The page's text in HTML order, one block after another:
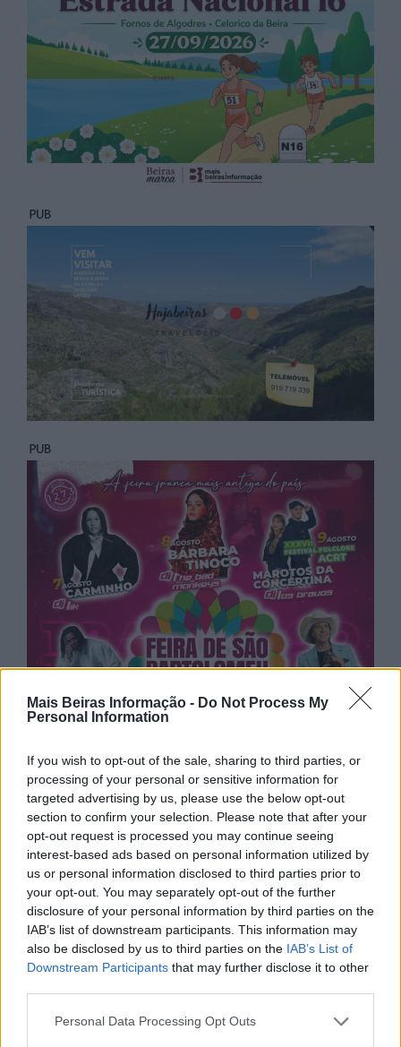
Mais Beiras Informação - Do Not Process My
Personal Information
If you wish to opt-out of the sale, sharing to third parties, or
processing of your personal or sensitive information for
targeted advertising by us, please use the below opt-out
section to confirm your selection. Please note that after your
opt-out request is processed you may continue seeing
interest-based ads based on personal information utilized by
us or personal information disclosed to third parties prior to
your opt-out. You may separately opt-out of the further
disclosure of your personal information by third parties on the
IAB’s list of downstream participants. This information may
also be disclosed by us to third parties on the IAB’s List of
Downstream Participants that may further disclose it to other
Personal Data Processing Opt Outs